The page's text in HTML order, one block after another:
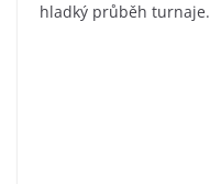
hladký průběh turnaje.